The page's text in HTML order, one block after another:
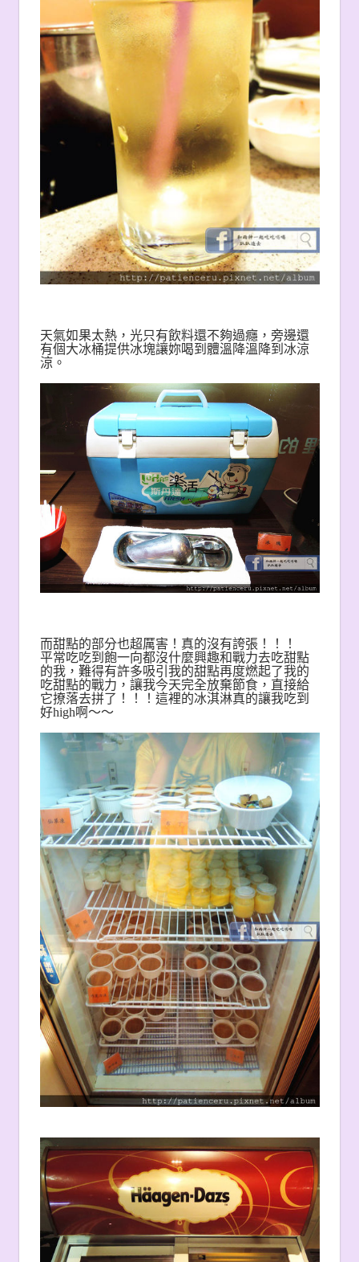
天氣如果太熱，光只有飲料還不夠過癮，旁邊還
有個大冰桶提供冰塊讓妳喝到體溫降溫降到冰涼
涼。
而甜點的部分也超厲害！真的沒有誇張！！！
平常吃吃到飽一向都沒什麼興趣和戰力去吃甜點
的我，難得有許多吸引我的甜點再度燃起了我的
吃甜點的戰力，讓我今天完全放棄節食，直接給
它撩落去拼了！！！這裡的冰淇淋真的讓我吃到
好high啊～～